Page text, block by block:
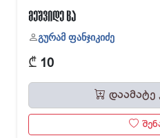
მეშვიდე ცა
გურამ ფანჯიკიძე
₾ 10
დაამატე